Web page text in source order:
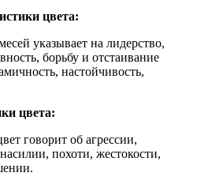
цвета:
указывает на лидерство,
борьбу и отстаивание
настойчивость,
цвета:
говорит об агрессии,
похоти, жестокости,